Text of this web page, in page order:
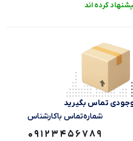
تماس بگیرید
شماره‌تماس‌ با‌کارشناس
09123456789